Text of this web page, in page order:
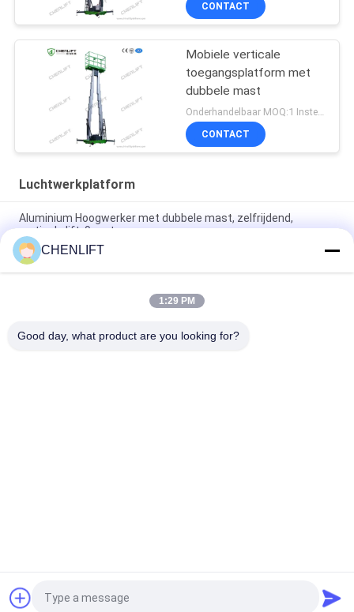
CONTACT
Mobiele verticale
toegangsplatform met
dubbele mast
Onderhandelbaar MOQ:1 Instellen
CONTACT
Luchtwerkplatform
Aluminium Hoogwerker met dubbele mast, zelfrijdend,
verticale lift, 9 meter
10 meter hoog luchtwerkplatform met dubbele masten
Hydraulische verticale lifttafel
Aluminium Type Hoogwerker met Hefhoogte 14m
Vraag een offerte aan
CHENLIFT
1:29 PM
Good day, what product are you looking for?